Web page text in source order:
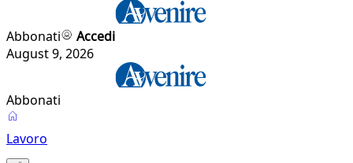
Abbonati
Accedi
August 9, 2026
Abbonati
Lavoro